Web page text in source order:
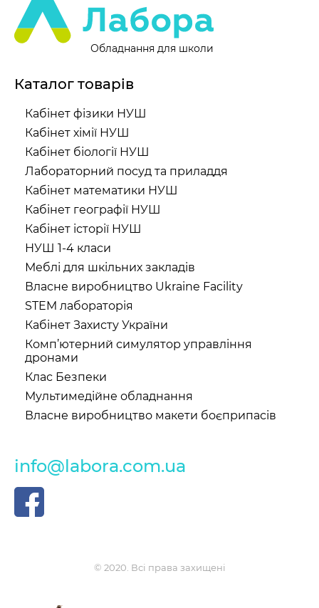
Обладнання для школи
Каталог товарів
Кабінет фізики НУШ
Кабінет хімії НУШ
Кабінет біології НУШ
Лабораторний посуд та приладдя
Кабінет математики НУШ
Кабінет географії НУШ
Кабінет історії НУШ
НУШ 1-4 класи
Меблі для шкільних закладів
Власне виробництво Ukraine Facility
STEM лабораторія
Кабінет Захисту України
Комп’ютерний симулятор управління
дронами
Клас Безпеки
Мультимедійне обладнання
Власне виробництво макети боєприпасів
info@labora.com.ua
© 2020. Всі права захищені